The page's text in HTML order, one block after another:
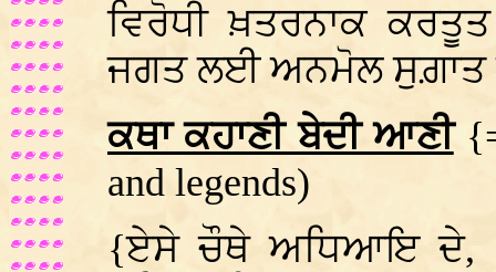
ਵਿਰੋਧੀ ਖ਼ਤਰਨਾਕ
ਜਗਤ ਲਈ ਅਨਮੋਲ ਸੁਗ਼ਾਤ
ਕਥਾ ਕਹਾਣੀ ਬੇਦੀ ਆਣੀ
and legends)
{ਏਸੇ ਚੌਥੇ ਅਧਿਆਇ ਦੇ,